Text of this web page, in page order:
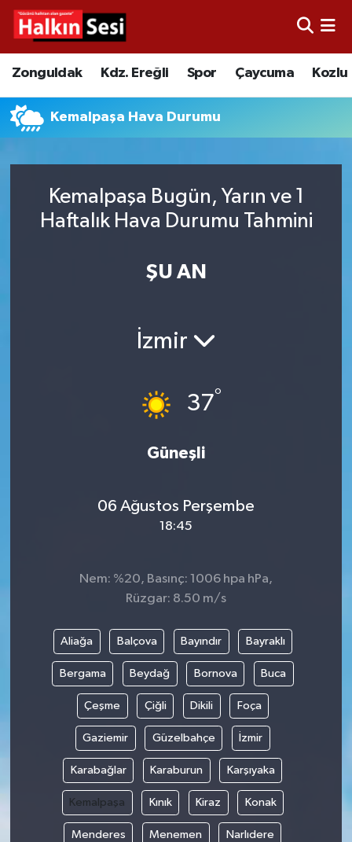
Zonguldak Kdz. Ereğli Spor Çaycuma Kozlu
Kemalpaşa Hava Durumu
Kemalpaşa Bugün, Yarın ve 1
Haftalık Hava Durumu Tahmini
ŞU AN
İzmir
37°
Güneşli
06 Ağustos Perşembe
18:45
Nem: %20, Basınç: 1006 hpa hPa,
Rüzgar: 8.50 m/s
Aliağa Balçova Bayındır Bayraklı
Bergama Beydağ Bornova Buca
Çeşme Çiğli Dikili Foça
Gaziemir Güzelbahçe İzmir
Karabağlar Karaburun Karşıyaka
Kemalpaşa Kınık Kiraz Konak
Menderes Menemen Narlıdere
Video
Yazarlar
Çaycuma
KDZ. Ereğli
Alaplı
BİLİM VE TEKNOLOJİ
Düzce
Ekonomi
Genel
Gökçebey
GÜNDEM
İş ilanı
Merkez Hava Durumu
Merkez Trafik Yoğunluk Haritası
Tüm Manşetler